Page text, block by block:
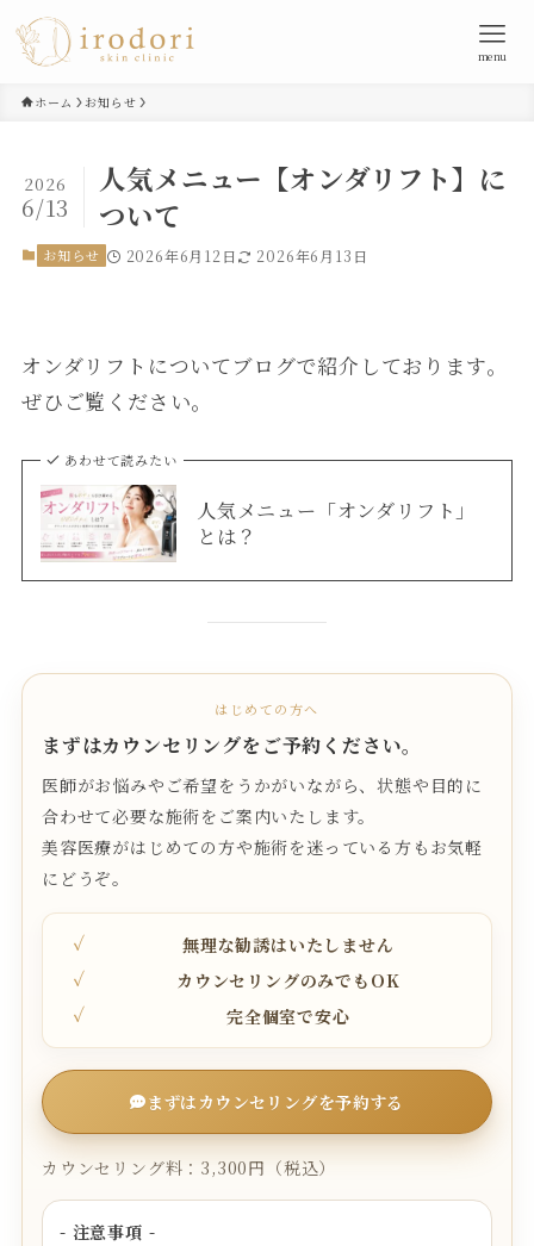
menu
ホーム お知らせ
人気メニュー【オンダリフト】に
ついて
2026
6/13
お知らせ 2026年6月12日 2026年6月13日
オンダリフトについてブログで紹介しております。
ぜひご覧ください。
あわせて読みたい
人気メニュー「オンダリフト」
とは？
はじめての方へ
まずはカウンセリングをご予約ください。
医師がお悩みやご希望をうかがいながら、状態や目的に
合わせて必要な施術をご案内いたします。
美容医療がはじめての方や施術を迷っている方もお気軽
にどうぞ。
無理な勧誘はいたしません
カウンセリングのみでもOK
完全個室で安心
まずはカウンセリングを予約する
カウンセリング料：3,300円（税込）
- 注意事項 -